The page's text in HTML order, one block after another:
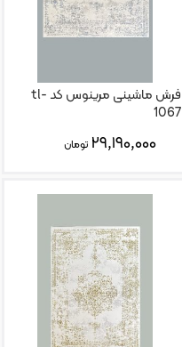
فرش ماشینی مرینوس کد tl-
1067
۲۹,۱۹۰,۰۰۰ تومان